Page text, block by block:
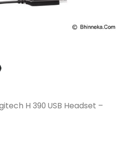
H 390 USB Headset –